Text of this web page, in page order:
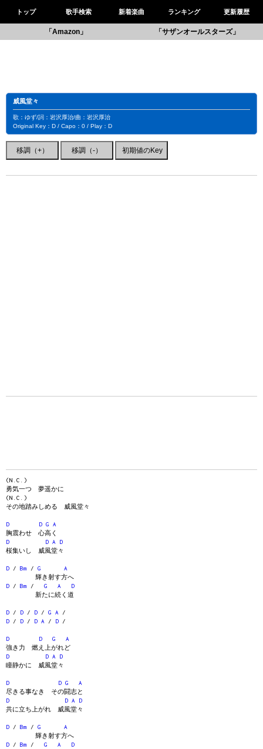
トップ 歌手検索 新着楽曲 ランキング 更新履歴
「Amazon」 「サザンオールスターズ」
威風堂々
歌：ゆず/詞：岩沢厚治/曲：岩沢厚治
Original Key：D / Capo：0 / Play：D
(N.C.)
勇気一つ 夢遥かに
(N.C.)
その地踏みしめる 威風堂々
D D G
A
胸震わせ 心高く
D
D A
D
桜集いし 威風堂々
D / Bm / G
A
輝き射す方へ
D / Bm / G A
D
新たに続く道
D / D / D / G A /
D / D / D A / D /
D D G
A
強き力 燃え上がれど
D
D A
D
瞳静かに 威風堂々
D D G
A
尽きる事なき その闘志と
D
D A
D
共に立ち上がれ 威風堂々
D / Bm / G
A
輝き射す方へ
D / Bm / G A
D